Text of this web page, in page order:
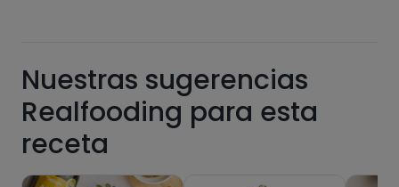
saturadas
Nuestras sugerencias
Realfooding para esta
receta